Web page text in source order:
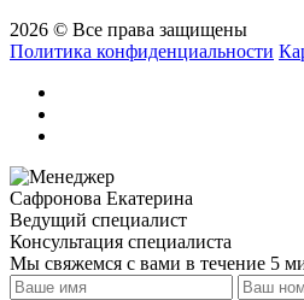
2026 © Все права защищены
Политика конфиденциальности
Сафронова Екатерина
Ведущий специалист
Консультация специалиста
Мы свяжемся с вами в течение 5